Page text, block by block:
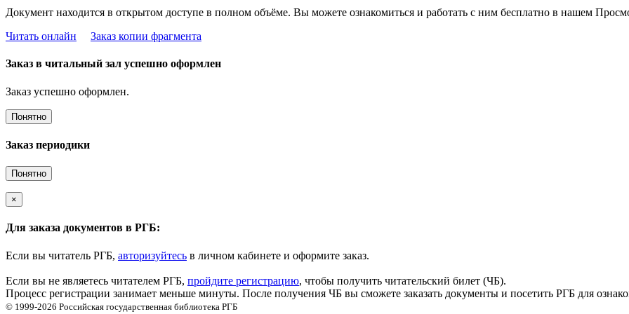
Документ находится в открытом доступе в полном объёме. Вы можете ознакомиться и работать с ним бесплатно в нашем
Читать онлайн
Заказ копии фрагмента
Заказ в читальный зал успешно оформлен
Заказ успешно оформлен.
Понятно
Заказ периодики
Понятно
×
Для заказа документов в РГБ:
Если вы читатель РГБ, авторизуйтесь в личном кабинете и оформите заказ.
Если вы не являетесь читателем РГБ, пройдите регистрацию, чтобы получить читательский билет (ЧБ).
Процесс регистрации занимает меньше минуты. После получения ЧБ вы сможете заказать документы и посетить РГБ для
© 1999-2026 Российская государственная библиотека РГБ